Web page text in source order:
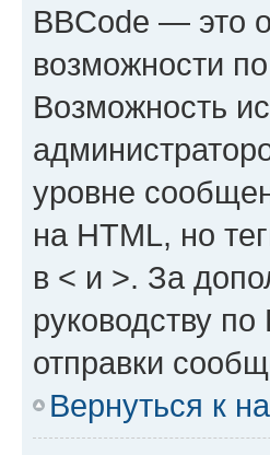
BBCode — это
возможности
Возможность
уровне
на HTML, но
в < и >. За
руководству
отправки
Вернуться к